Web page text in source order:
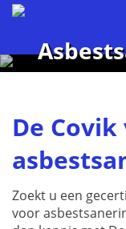
De
Zoekt u een
voor